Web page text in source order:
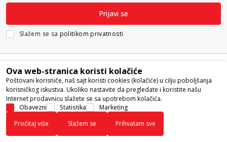
Prijavi se
Slažem se sa politikom privatnosti
Nastojimo da budemo što precizniji u opisu proizvoda, prikazu slika i
samih cena, ali ne možemo garantovati da su sve informacije kompletne i
bez grešaka. Svi artikli prikazani na sajtu su deo naše ponude i ne
podrazumeva da su dostupni u svakom trenutku.
Ova web-stranica koristi kolačiće
Poštovani korisniče, naš sajt koristi cookies (kolačiće) u cilju poboljšanja
korisničkog iskustva. Ukoliko nastavite da pregledate i koristite našu
Internet prodavnicu slažete se sa upotrebom kolačića.
Obavezni
Statistika
Marketing
Pročitaj više
Slažem se Prihvatam sve